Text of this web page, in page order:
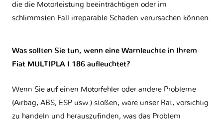
die die Motorleistung beeinträchtigen oder im
schlimmsten Fall irreparable Schäden verursachen können.
Was sollten Sie tun, wenn eine Warnleuchte in Ihrem
Fiat MULTIPLA I 186 aufleuchtet?
Wenn Sie auf einen Motorfehler oder andere Probleme
(Airbag, ABS, ESP usw.) stoßen, wäre unser Rat, vorsichtig
zu handeln und herauszufinden, was das Problem